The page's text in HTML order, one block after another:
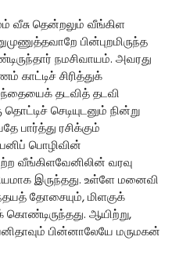
வீசு தென்றலும் வீங்கிள
பின்புறமிருந்த
நமசிவாயம். அவரது
சிரித்துக்
தடவித் தடவி
செடியுடனும் நின்று
பார்த்து ரசிக்கும்
பொழிவின்
வீங்கிளவேனிலின் வரவு
இருந்தது. உள்ளே மனைவி
தோசையும், மிளகுக்
கொண்டிருந்தது. ஆயிற்று,
பின்னாலேயே மருமகன்